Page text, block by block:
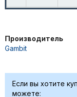
Производитель
Gambit
Если вы хотите
можете: